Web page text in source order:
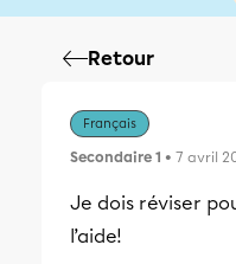
Retour
Français
Secondaire 1 • 7 avril
Je dois réviser
l’aide!